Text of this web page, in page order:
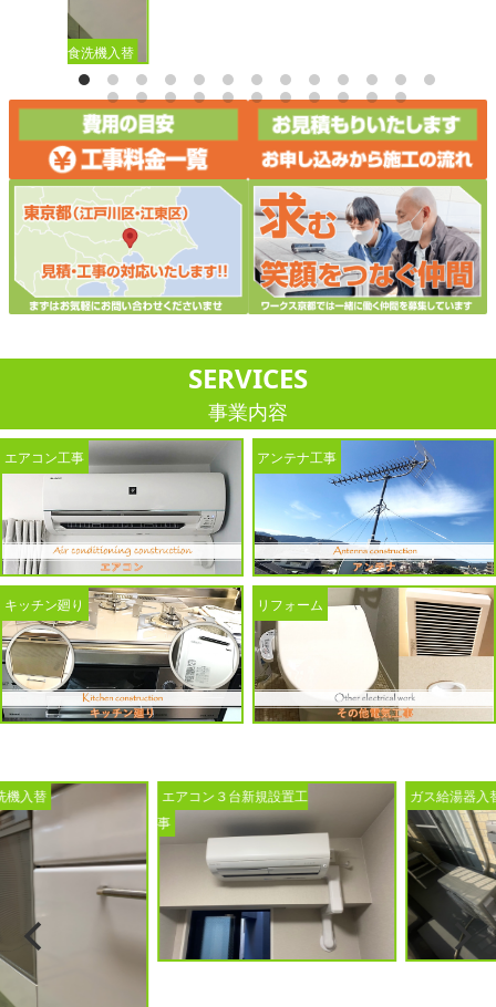
ビルトイン食洗機入替
SERVICES
事業内容
エアコン工事 アンテナ工事
キッチン廻り リフォーム
エアコン３台新規設置工
ガス給湯器入替工事